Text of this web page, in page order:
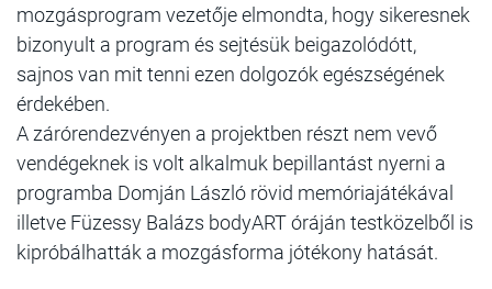
mozgásprogram vezetője elmondta, hogy sikeresnek
bizonyult a program és sejtésük beigazolódótt,
sajnos van mit tenni ezen dolgozók egészségének
érdekében.
A zárórendezvényen a projektben részt nem vevő
vendégeknek is volt alkalmuk bepillantást nyerni a
programba Domján László rövid memóriajátékával
illetve Füzessy Balázs bodyART óráján testközelből is
kipróbálhatták a mozgásforma jótékony hatását.